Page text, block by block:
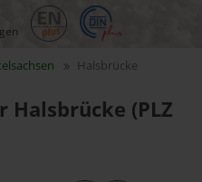
Halsbrücke
Halsbrücke (PLZ